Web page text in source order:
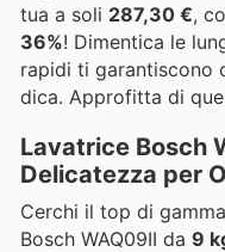
tua a soli 287,30 €,
36%! Dimentica le
rapidi ti garantiscono
dica. Approfitta di
Lavatrice Bosch
Delicatezza per
Cerchi il top di
Bosch WAQ09II da 9